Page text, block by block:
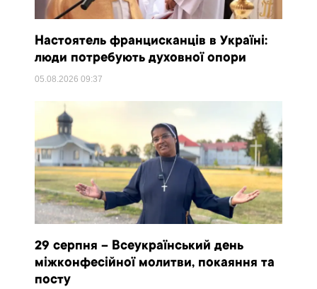
Настоятель францисканців в Україні:
люди потребують духовної опори
05.08.202609:37
29 серпня – Всеукраїнський день
міжконфесійної молитви, покаяння та
посту